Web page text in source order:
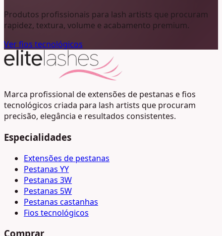
Produtos profissionais para lash artists que procuram
rapidez, textura, volume e acabamento premium.
Ver fios tecnológicos
Marca profissional de extensões de pestanas e fios
tecnológicos criada para lash artists que procuram
precisão, elegância e resultados consistentes.
Especialidades
Extensões de pestanas
Pestanas YY
Pestanas 3W
Pestanas 5W
Pestanas castanhas
Fios tecnológicos
Comprar